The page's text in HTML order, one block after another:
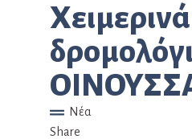
Χειμερινά
Νέα
Share